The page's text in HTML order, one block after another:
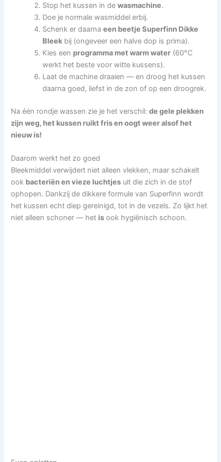
Stop het kussen in dewasmachine.
Doe je normale wasmiddel erbij.
Schenk er daarnaeen beetje Superfinn Dikke
Bleek bij (ongeveer een halve dop is prima).
Kies een programma met warm water (60°C
werkt het beste voor witte kussens).
Laat de machine draaien — en droog het kussen
daarna goed, liefst in de zon of op een droogrek.
Na één rondje wassen zie je het verschil:de gele plekken
zijn weg, het kussen ruikt fris en oogt weer alsof het
nieuw is!
Daarom werkt het zo goed
Bleekmiddel verwijdert niet alleen vlekken, maar schakelt
ook bacteriën en vieze luchtjes uit die zich in de stof
ophopen. Dankzij de dikkere formule van Superfinn wordt
het kussen echt diep gereinigd, tot in de vezels. Zo lijkt het
niet alleen schoner — het is ook hygiënisch schoon.